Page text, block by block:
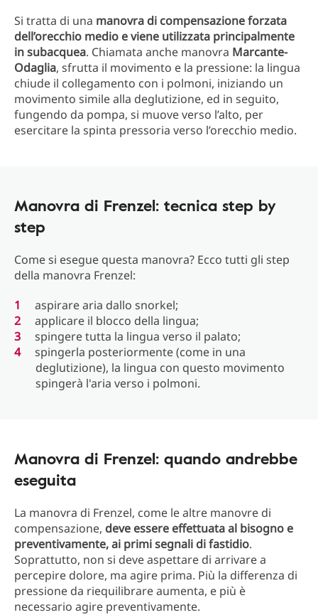
Si tratta di una manovra di compensazione forzata
dell’orecchio medio e viene utilizzata principalmente
in subacquea. Chiamata anche manovra Marcante-
Odaglia, sfrutta il movimento e la pressione: la lingua
chiude il collegamento con i polmoni, iniziando un
movimento simile alla deglutizione, ed in seguito,
fungendo da pompa, si muove verso l’alto, per
esercitare la spinta pressoria verso l’orecchio medio.
Manovra di Frenzel: tecnica step by
step
Come si esegue questa manovra? Ecco tutti gli step
della manovra Frenzel:
aspirare aria dallo snorkel;
applicare il blocco della lingua;
spingere tutta la lingua verso il palato;
spingerla posteriormente (come in una
deglutizione), la lingua con questo movimento
spingerà l'aria verso i polmoni.
Manovra di Frenzel: quando andrebbe
eseguita
La manovra di Frenzel, come le altre manovre di
compensazione, deve essere effettuata al bisogno e
preventivamente, ai primi segnali di fastidio.
Soprattutto, non si deve aspettare di arrivare a
percepire dolore, ma agire prima. Più la differenza di
pressione da riequilibrare aumenta, e più è
necessario agire preventivamente.